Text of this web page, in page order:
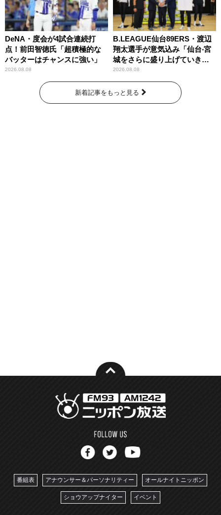
DeNA・度会が4試合連続打
点！前田智徳氏「超積極的な
バッターはチャンスに強い」
2026.08.08
B.LEAGUE仙台89ERS・渡辺
翔太選手が意気込み「仙台‧宮
城をさらに盛り上げていきた
いです」
2026.08.08
新着記事をもっと見る
番組表 アナウンサー＆パーソナリティー オールナイトニッポン
ショウアップナイター イベント